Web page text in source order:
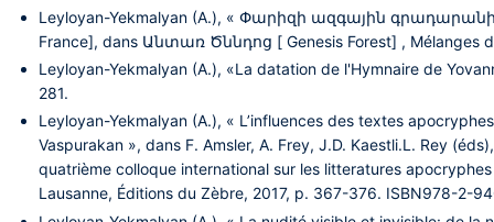
Leyloyan-Yekmalyan (A.), « Փարիզի ազգային
France], dans Անտառ Ծննդոց [ Genesis Forest] , Mélanges
Leyloyan-Yekmalyan (A.), «La datation de l'Hymnaire de
281.
Leyloyan-Yekmalyan (A.), « L’influences des textes
Vaspurakan », dans F. Amsler, A. Frey, J.D. Kaestli.L. Rey
quatrième colloque international sur les litteratures
Lausanne, Éditions du Zèbre, 2017, p. 367-376. ISBN978-2-